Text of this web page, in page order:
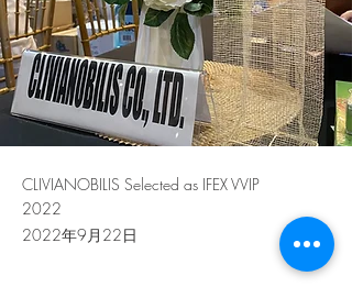
CLIVIANOBILIS Selected as IFEX VVIP
2022
2022年9月22日